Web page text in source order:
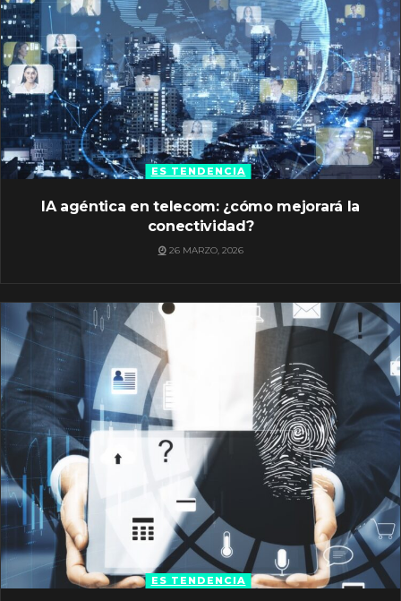
ES TENDENCIA
IA agéntica en telecom: ¿cómo mejorará la
conectividad?
26 MARZO, 2026
ES TENDENCIA